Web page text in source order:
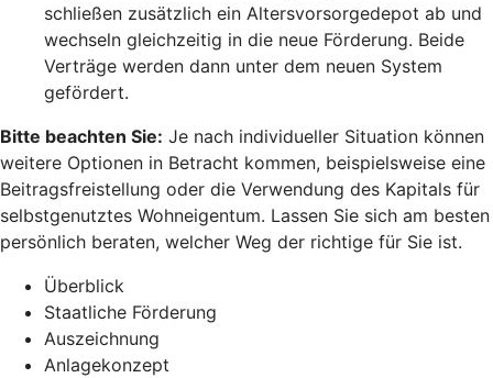
schließen zusätzlich ein Altersvorsorgedepot ab und
wechseln gleichzeitig in die neue Förderung. Beide
Verträge werden dann unter dem neuen System
gefördert.
Bitte beachten Sie: Je nach individueller Situation können
weitere Optionen in Betracht kommen, beispielsweise eine
Beitragsfreistellung oder die Verwendung des Kapitals für
selbstgenutztes Wohneigentum. Lassen Sie sich am besten
persönlich beraten, welcher Weg der richtige für Sie ist.
Überblick
Staatliche Förderung
Auszeichnung
Anlagekonzept